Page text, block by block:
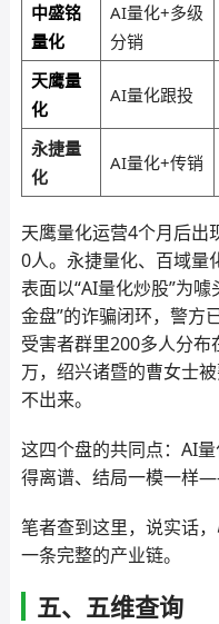
中盛铭
量化
AI量化+多级
分销
天鹰量
化
AI量化跟投
永捷量
化
AI量化+传销
天鹰量化运营4个月后出
0人。永捷量化、百域
表面以“AI量化炒股”为
金盘”的诈骗闭环，警方
受害者群里200多人分
万，绍兴诸暨的曹女士
不出来。
这四个盘的共同点：AI
得离谱、结局一模一样
笔者查到这里，说实话
一条完整的产业链。
五、五维查询